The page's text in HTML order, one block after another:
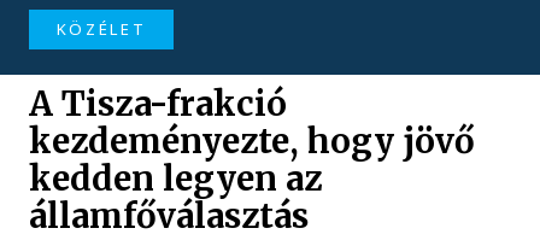
KÖZÉLET
A Tisza-frakció
kezdeményezte, hogy jövő
kedden legyen az
államfőválasztás